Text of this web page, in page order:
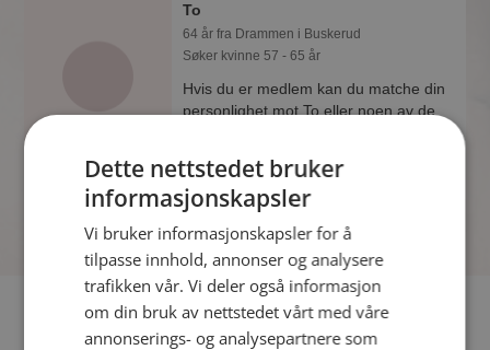
To
64 år fra Drammen i Buskerud
Søker kvinne 57 - 65 år
Hvis du er medlem kan du matche din
personlighet mot To eller noen av de
Fler single
Dette nettstedet bruker
informasjonskapsler
Vi bruker informasjonskapsler for å
tilpasse innhold, annonser og analysere
trafikken vår. Vi deler også informasjon
om din bruk av nettstedet vårt med våre
annonserings- og analysepartnere som